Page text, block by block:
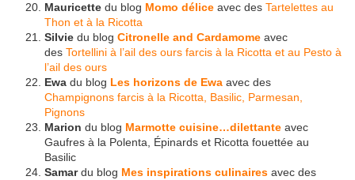
Mauricette du blog Momo délice avec des Tartelettes au
Thon et à la Ricotta
Silvie du blog Citronelle and Cardamome avec
des Tortellini à l’ail des ours farcis à la Ricotta et au Pesto à
l’ail des ours
Ewa du blog Les horizons de Ewa avec des
Champignons farcis à la Ricotta, Basilic, Parmesan,
Pignons
Marion du blog Marmotte cuisine…dilettante avec
Gaufres à la Polenta, Épinards et Ricotta fouettée au
Basilic
Samardu blog Mes inspirations culinaires avec des